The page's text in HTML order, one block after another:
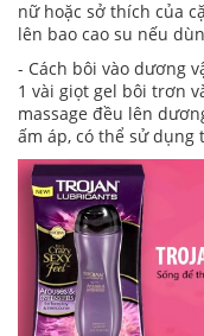
nữ hoặc sở thích của
lên bao cao su nếu
- Cách bôi vào dương
1 vài giọt gel bôi trơn
massage đều lên
ấm áp, có thể sử dụng